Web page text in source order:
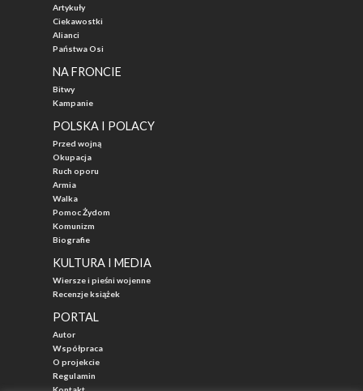
Artykuły
Ciekawostki
Alianci
Państwa Osi
NA FRONCIE
Bitwy
Kampanie
POLSKA I POLACY
Przed wojną
Okupacja
Ruch oporu
Armia
Walka
Pomoc Żydom
Komunizm
Biografie
KULTURA I MEDIA
Wiersze i pieśni wojenne
Recenzje książek
PORTAL
Autor
Współpraca
O projekcie
Regulamin